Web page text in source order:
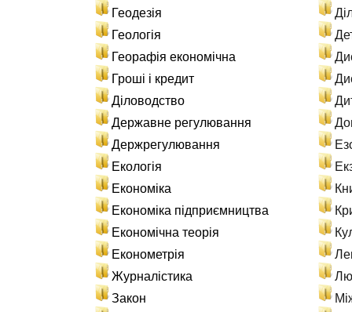
Геодезія
Геологія
Георафія економічна
Гроші і кредит
Діловодство
Державне регулювання
Держрегулювання
Екологія
Економіка
Економіка підприємництва
Економічна теорія
Економетрія
Журналістика
Закон